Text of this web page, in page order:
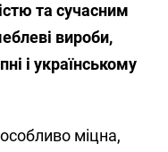
та сучасним
вироби,
і українському
міцна,